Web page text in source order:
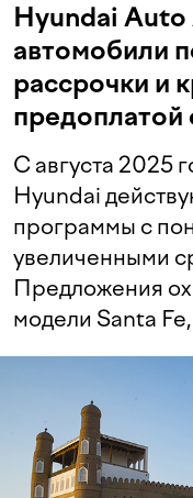
Hyundai Auto
автомобили
рассрочки и
предоплатой
С августа 2025
Hyundai
программы с
увеличенными
Предложения
модели Santa